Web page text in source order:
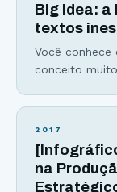
você garante
Big Idea:
textos
Você
conceito
um mundo
desafio do
2017
na